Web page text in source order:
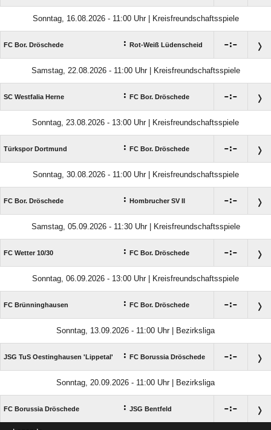
Sonntag, 16.08.2026 - 11:00 Uhr | Kreisfreundschaftsspiele
FC Bor. Dröschede : Rot-Weiß Lüdenscheid :
Samstag, 22.08.2026 - 11:00 Uhr | Kreisfreundschaftsspiele
SC Westfalia Herne : FC Bor. Dröschede :
Sonntag, 23.08.2026 - 13:00 Uhr | Kreisfreundschaftsspiele
Türkspor Dortmund : FC Bor. Dröschede :
Sonntag, 30.08.2026 - 11:00 Uhr | Kreisfreundschaftsspiele
FC Bor. Dröschede : Hombrucher SV II :
Samstag, 05.09.2026 - 11:30 Uhr | Kreisfreundschaftsspiele
FC Wetter 10/​30 : FC Bor. Dröschede :
Sonntag, 06.09.2026 - 13:00 Uhr | Kreisfreundschaftsspiele
FC Brünninghausen : FC Bor. Dröschede :
Sonntag, 13.09.2026 - 11:00 Uhr | Bezirksliga
JSG TuS Oestinghausen 'Lippetal' : FC Borussia Dröschede :
Sonntag, 20.09.2026 - 11:00 Uhr | Bezirksliga
FC Borussia Dröschede : JSG Bentfeld :